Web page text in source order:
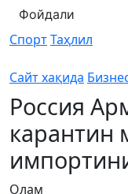
Фойдали
СпортТаҳлил
Сайт хақида
Россия
карантин
Олам